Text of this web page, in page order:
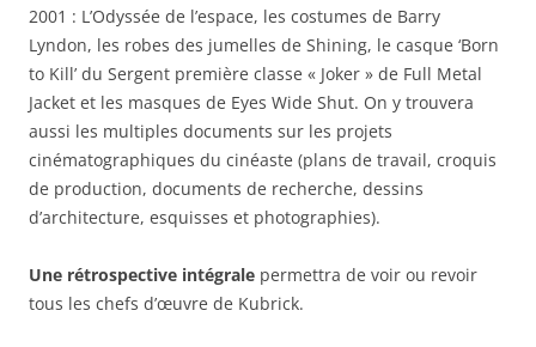
2001 : L’Odyssée de l’espace, les costumes de Barry
Lyndon, les robes des jumelles de Shining, le casque ‘Born
to Kill’ du Sergent première classe « Joker » de Full Metal
Jacket et les masques de Eyes Wide Shut. On y trouvera
aussi les multiples documents sur les projets
cinématographiques du cinéaste (plans de travail, croquis
de production, documents de recherche, dessins
d’architecture, esquisses et photographies).
Une rétrospective intégrale permettra de voir ou revoir
tous les chefs d’œuvre de Kubrick.